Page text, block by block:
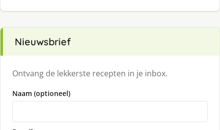
Nieuwsbrief
Ontvang de lekkerste recepten in je inbox.
Naam (optioneel)